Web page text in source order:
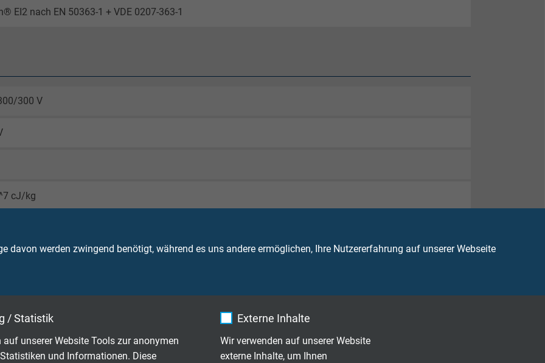
davon werden zwingend benötigt, während es uns andere ermöglichen, Ihre Nutzererfahrung auf unserer Webseite
/ Statistik
auf unserer Website Tools zur anonymen
und Informationen. Diese
Externe Inhalte
Wir verwenden auf unserer Website
externe Inhalte, um Ihnen
EI2 nach EN 50363-1 + VDE 0207-363-1
300 V
cJ/kg
+250°C
und selbstverlöschend nach IEC 60332-1-2 + VDE 0482-332-1-2
der IEC 60754-2 + VDE 0482-754-2 werden erfüllt - keine Entwicklung von korrosiven Brandgasen